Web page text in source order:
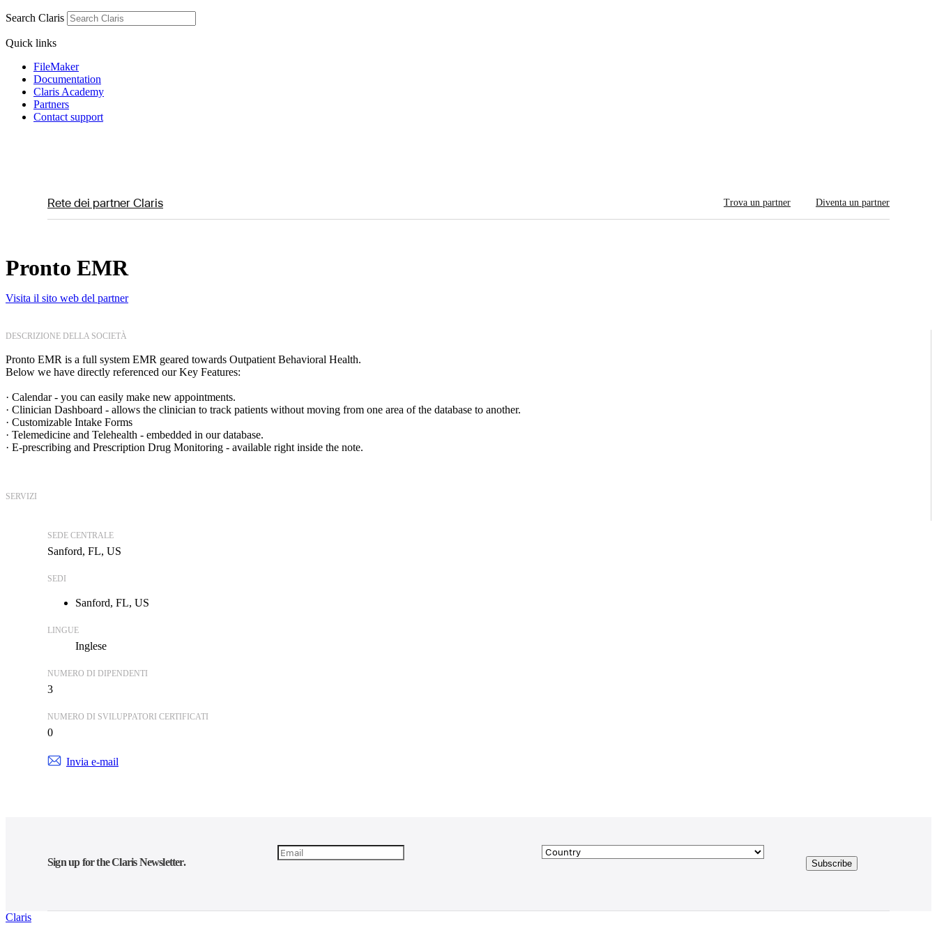
Search Claris
Quick links
FileMaker
Documentation
Claris Academy
Partners
Contact support
Rete dei partner Claris Trova un partner Diventa un partner
Pronto EMR
Visita il sito web del partner
DESCRIZIONE DELLA SOCIETÀ
Pronto EMR is a full system EMR geared towards Outpatient Behavioral Health.
Below we have directly referenced our Key Features:
· Calendar - you can easily make new appointments.
· Clinician Dashboard - allows the clinician to track patients without moving from one area of the database to another.
· Customizable Intake Forms
· Telemedicine and Telehealth - embedded in our database.
· E-prescribing and Prescription Drug Monitoring - available right inside the note.
SERVIZI
SEDE CENTRALE
Sanford, FL, US
SEDI
Sanford, FL, US
LINGUE
Inglese
NUMERO DI DIPENDENTI
3
NUMERO DI SVILUPPATORI CERTIFICATI
0
Invia e-mail
Sign up for the Claris Newsletter.
Claris